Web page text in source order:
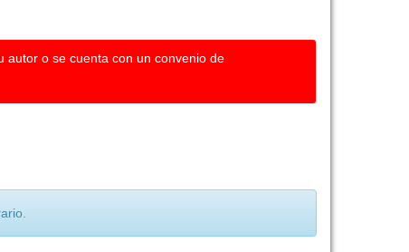
autor o se cuenta con un convenio de